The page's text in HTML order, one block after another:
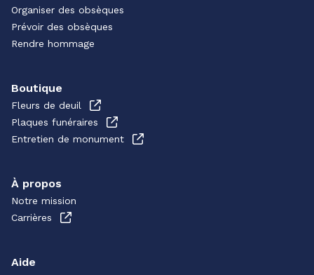
Organiser des obsèques
Prévoir des obsèques
Rendre hommage
Boutique
Fleurs de deuil
Plaques funéraires
Entretien de monument
À propos
Notre mission
Carrières
Aide